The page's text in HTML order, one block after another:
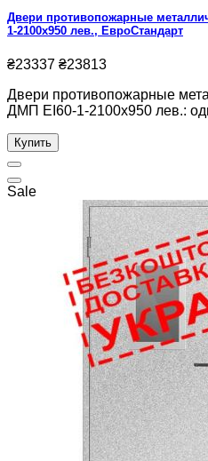
Двери противопожарные
1-2100х950 лев., ЕвроСтандарт
₴23337 ₴23813
Двери противопожарные
ДМП ЕІ60-1-2100х950 лев.:
Купить
Sale